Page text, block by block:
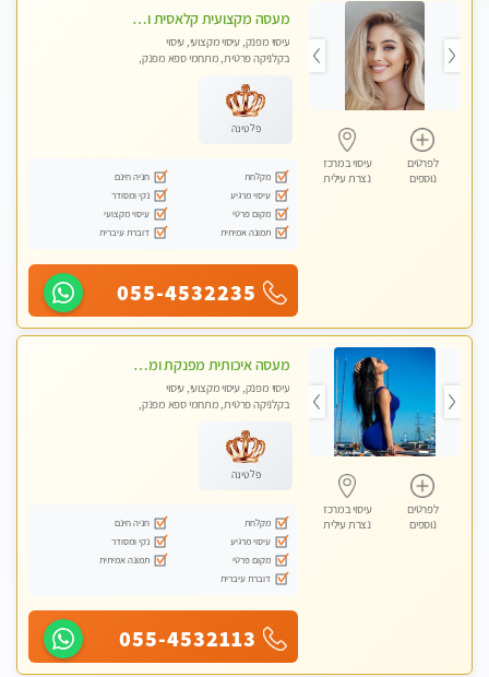
לפרטים
נוספים
עיסוי במרכז
נצרת עילית
מעסה מקצועית קלאסית ומפנקת בחיפה
עיסוי מפנק, עיסוי מקצועי, עיסוי
בקלניקה פרטית, מתחמי ספא מפנק,
פלטינה
מקלחת
חניה חינם
עיסוי מרגיע
נקי ומסודר
מקום פרטי
עיסוי מקצועי
תמונה אמיתית
דוברת עיברית
055-4532235
לפרטים
נוספים
עיסוי במרכז
נצרת עילית
מעסה איכותית מפנקת ומקצועית מאוד-עיסוי מרגיע ושקט במקום מדהים עיסוי מושקע מאוד לכל שרירי הגוף...מומלץ!! פרטי !!
עיסוי מפנק, עיסוי מקצועי, עיסוי
בקלניקה פרטית, מתחמי ספא מפנק,
פלטינה
מקלחת
חניה חינם
עיסוי מרגיע
נקי ומסודר
מקום פרטי
תמונה אמיתית
דוברת עיברית
055-4532113